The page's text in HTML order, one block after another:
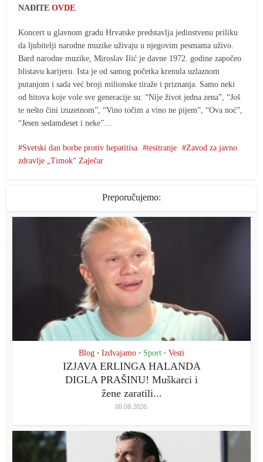
NAĐITE OVDE.
Koncert u glavnom gradu Hrvatske predstavlja jedinstvenu priliku
da ljubitelji narodne muzike uživaju u njegovim pesmama uživo.
Bard narodne muzike, Miroslav Ilić je davne 1972. godine započeo
blistavu karijeru. Ista je od samog početka krenula uzlaznom
putanjom i sada već broji milionske tiraže i priznanja. Samo neki
od hitova koje vole sve generacije su: “Nije život jedna zena”, “Još
te nešto čini izuzetnom”, “Vino točim a vino ne pijem”, “Ova noć”,
“Jesen sedamdeset i neke”…
Svetski dan borbe protiv hepatitisa tesitranje
Zavod za javno
zdravlje „Timok“ Zaječar
Preporučujemo:
Blog • Izdvajamo • Sport • Vesti
IZJAVA ERLINGA HALANDA
DIGLA PRAŠINU! Muškarci i
žene zaratili...
08.08.2026.